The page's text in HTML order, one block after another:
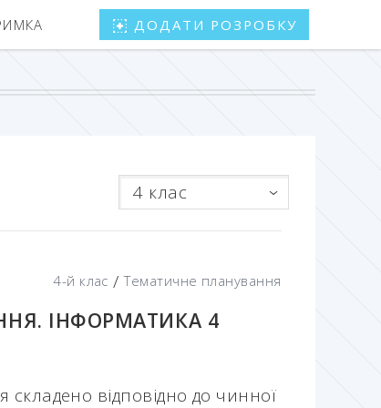
ДОДАТИ РОЗРОБКУ
4 клас
4-й клас / Тематичне планування
ІНФОРМАТИКА 4
відповідно до чинної